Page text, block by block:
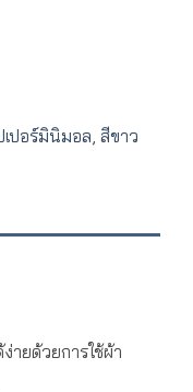
เปอร์มินิมอล สีขาว
ายด้วยการใช้ผ้า